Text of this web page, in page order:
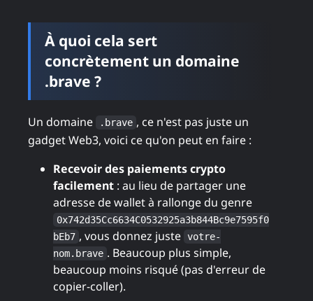
À quoi cela sert
concrètement un domaine
.brave ?
Un domaine .brave , ce n'est pas juste un
gadget Web3, voici ce qu'on peut en faire :
Recevoir des paiements crypto
facilement : au lieu de partager une
adresse de wallet à rallonge du genre
0x742d35Cc6634C0532925a3b844Bc9e7595f0
bEb7 , vous donnez juste votre-
nom.brave . Beaucoup plus simple,
beaucoup moins risqué (pas d'erreur de
copier-coller).